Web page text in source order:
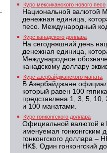
Курс мексиканского нового песо
Национальной валютой
денежная единица,
песо. Международный
Курс канадского доллара
На сегодняшний день
денежная единица,
Международное
канадскому доллару
Курс азербайджанского маната
В Азербайджане
который равен 100
представлена 1, 3, 5,
и 100 манатами.
Курс гонконгского доллара
Официальной валютой в
именуемая гонконгским
гонконгского доллара –
HK$. Один гонконгский